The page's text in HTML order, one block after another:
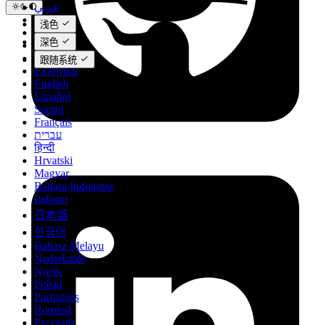
عربي
Català
Čeština
Dansk
Deutsch
Ελληνικά
English
Español
Suomi
Français
עברית
हिन्दी
Hrvatski
Magyar
Bahasa Indonesia
Italiano
日本語
한국어
Bahasa Melayu
Nederlands
Norsk
Polski
Português
Română
Русский
浅色
深色
跟随系统